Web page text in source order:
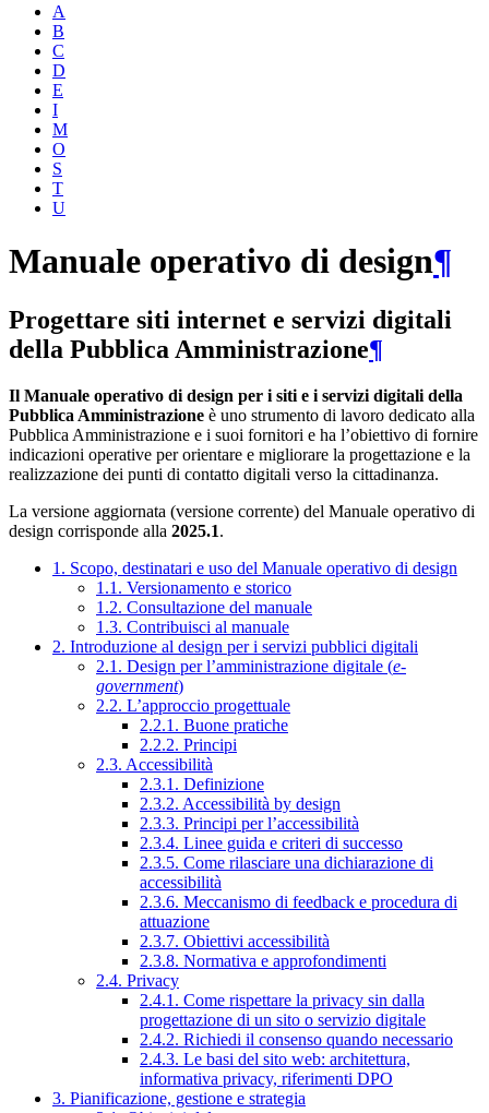
A
B
C
D
E
I
M
O
S
T
U
Manuale operativo di design¶
Progettare siti internet e servizi digitali
della Pubblica Amministrazione¶
Il Manuale operativo di design per i siti e i servizi digitali della
Pubblica Amministrazione è uno strumento di lavoro dedicato alla
Pubblica Amministrazione e i suoi fornitori e ha l’obiettivo di fornire
indicazioni operative per orientare e migliorare la progettazione e la
realizzazione dei punti di contatto digitali verso la cittadinanza.
La versione aggiornata (versione corrente) del Manuale operativo di
design corrisponde alla 2025.1.
1. Scopo, destinatari e uso del Manuale operativo di design
1.1. Versionamento e storico
1.2. Consultazione del manuale
1.3. Contribuisci al manuale
2. Introduzione al design per i servizi pubblici digitali
2.1. Design per l’amministrazione digitale (e-
government)
2.2. L’approccio progettuale
2.2.1. Buone pratiche
2.2.2. Principi
2.3. Accessibilità
2.3.1. Definizione
2.3.2. Accessibilità by design
2.3.3. Principi per l’accessibilità
2.3.4. Linee guida e criteri di successo
2.3.5. Come rilasciare una dichiarazione di
accessibilità
2.3.6. Meccanismo di feedback e procedura di
attuazione
2.3.7. Obiettivi accessibilità
2.3.8. Normativa e approfondimenti
2.4. Privacy
2.4.1. Come rispettare la privacy sin dalla
progettazione di un sito o servizio digitale
2.4.2. Richiedi il consenso quando necessario
2.4.3. Le basi del sito web: architettura,
informativa privacy, riferimenti DPO
3. Pianificazione, gestione e strategia